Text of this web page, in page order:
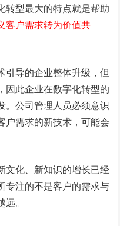
转型最大的特点就是帮助
客户需求转为价值共
引导的企业整体升级，但
因此企业在数字化转型的
。公司管理人员必须意识
户需求的新技术，可能会
文化、新知识的增长已经
专注的不是客户的需求与
。